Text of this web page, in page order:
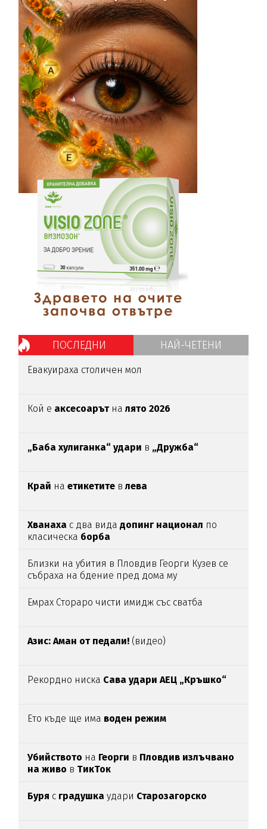
ПОСЛЕДНИ НАЙ-ЧЕТЕНИ
Евакуираха столичен мол
Кой е аксесоарътналято 2026
„Баба хулиганка“ удари в „Дружба“
Край наетикетите влева
Хванаха с два видадопинг национал по
класическа борба
Близки на убития в Пловдив Георги Кузев се
събраха на бдение пред дома му
Емрах Стораро чисти имидж със сватба
Азис: Аман от педали! (видео)
Рекордно ниска Сава удари АЕЦ „Кръшко“
Ето къде ще има воден режим
Убийството на Георги в Пловдив излъчвано
на живо в ТикТок
Буря с градушкаудари Старозагорско